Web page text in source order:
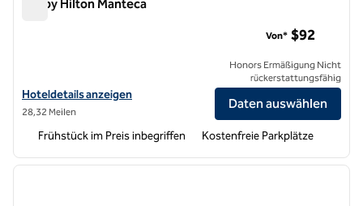
Tru by Hilton Manteca
Hoteldetails für Tru by Hilton Manteca anzeigen
Hoteldetails anzeigen
28,32 Meilen
Von* $92
Honors Ermäßigung Nicht
rückerstattungsfähig
Daten auswählen
Frühstück im Preis inbegriffen Kostenfreie Parkplätze
1 von 12